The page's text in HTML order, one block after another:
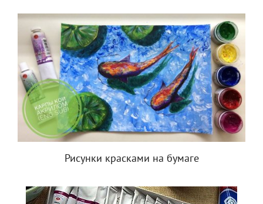
Рисунки красками на бумаге